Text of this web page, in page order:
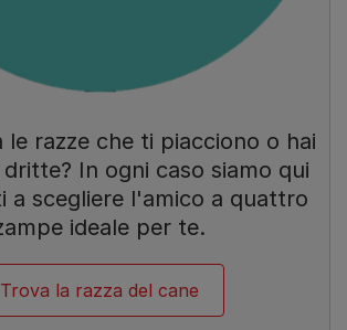
le razze che ti piacciono o hai
In ogni caso siamo qui
a scegliere l'amico a quattro
ideale per te.
Trova la razza del cane